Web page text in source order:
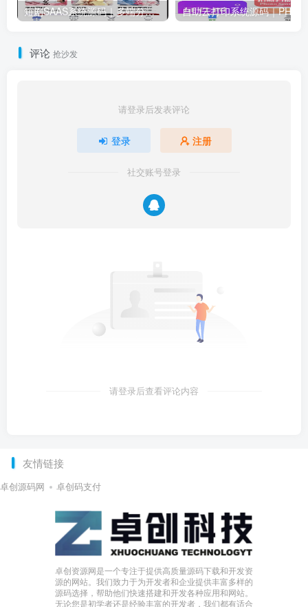
短剧SAAS系统源码｜多端分销+云存储+多租户架构
评论 抢沙发
请登录后发表评论
登录 注册
社交账号登录
请登录后查看评论内容
友情链接
卓创源码网 卓创码支付
卓创资源网是一个专注于提供高质量源码下载和开发资
源的网站。我们致力于为开发者和企业提供丰富多样的
源码选择，帮助他们快速搭建和开发各种应用和网站。
无论您是初学者还是经验丰富的开发者，我们都有适合